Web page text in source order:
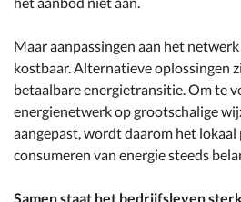
Maar aanpassingen aan het
kostbaar. Alternatieve oplossingen
betaalbare energietransitie. Om te
energienetwerk op grootschalige
aangepast, wordt daarom het lokaal
consumeren van energie steeds
Samen staat het bedrijfsleven